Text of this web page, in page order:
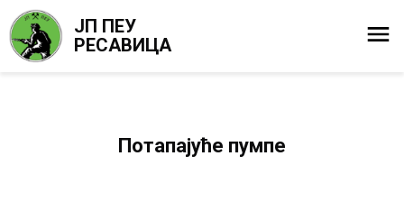
ЈП ПЕУ
РЕСАВИЦА
Потапајуће пумпе